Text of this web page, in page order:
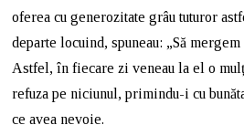
oferea cu generozitate grâu tuturor
departe locuind, spuneau: „Să
Astfel, în fiecare zi veneau la el o
refuza pe niciunul, primindu-i cu
ce avea nevoie.